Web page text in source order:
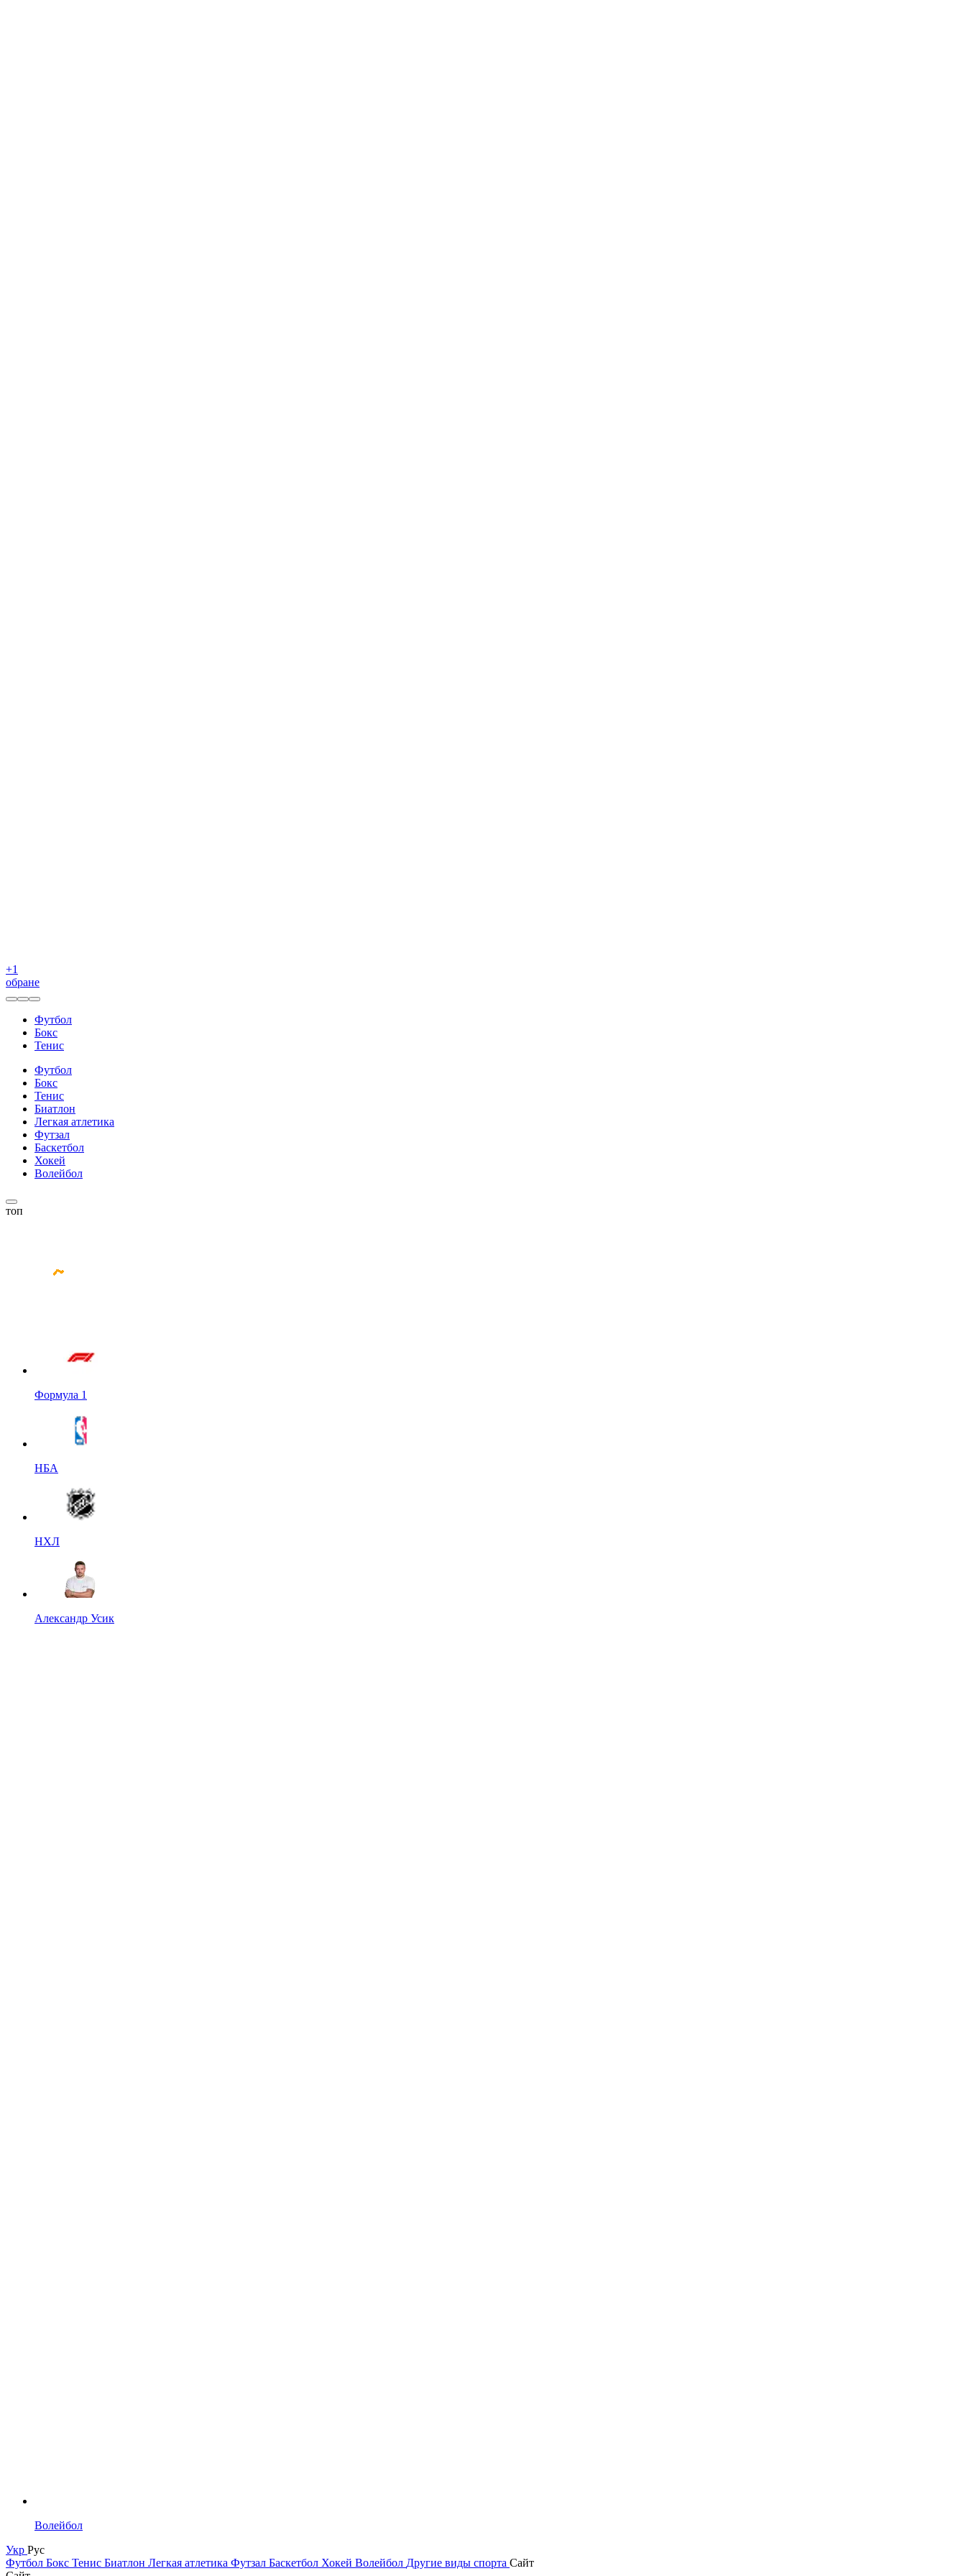
+1
обране
Футбол
Бокс
Тенис
Футбол
Бокс
Тенис
Биатлон
Легкая атлетика
Футзал
Баскетбол
Хокей
Волейбол
топ
Формула 1
НБА
НХЛ
Александр Усик
Волейбол
Укр Рус
Футбол Бокс Тенис Биатлон Легкая атлетика Футзал Баскетбол Хокей Волейбол Другие виды спорта Сайт